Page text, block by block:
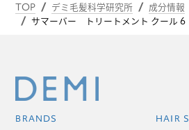
TOP デミ毛髪科学研究所 成分情報
サマーバー トリートメント クール 6
BRANDS HAIR